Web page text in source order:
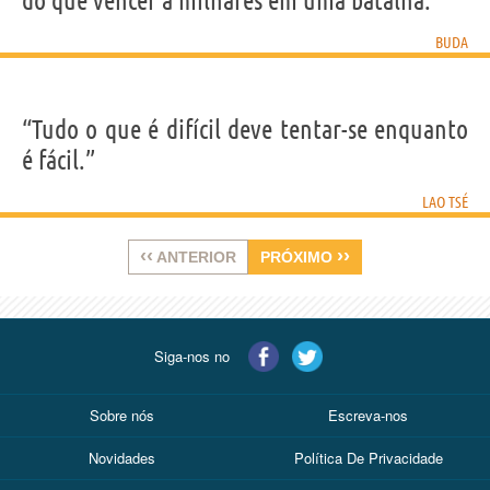
BUDA
“Tudo o que é difícil deve tentar-se enquanto
é fácil.”
LAO TSÉ
‹‹ ANTERIOR PRÓXIMO ››
Siga-nos no
Sobre nós Escreva-nos
Novidades Política De Privacidade